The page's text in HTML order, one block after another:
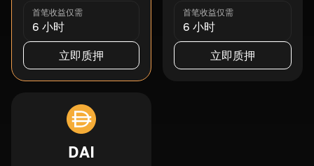
首笔收益仅需
6 小时
立即质押
首笔收益仅需
6 小时
立即质押
DAI